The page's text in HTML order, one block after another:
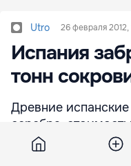
Utro 26 февраля 2012,
Испания
тонн
Древние
серебра,
после